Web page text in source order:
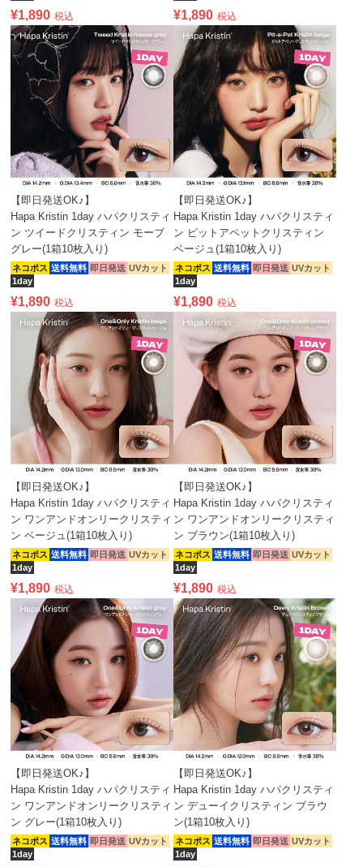
¥1,890 税込 ¥1,890 税込
【即日発送OK♪】
Hapa Kristin 1day ハパクリスティ
ン ツイードクリスティン モーブ
グレー(1箱10枚入り)
ネコポス 送料無料 即日発送 UVカット
1day
¥1,890 税込
【即日発送OK♪】
Hapa Kristin 1day ハパクリスティ
ン ピットアペットクリスティン
ベージュ(1箱10枚入り)
ネコポス 送料無料 即日発送 UVカット
1day
¥1,890 税込
【即日発送OK♪】
Hapa Kristin 1day ハパクリスティ
ン ワンアンドオンリークリスティ
ン ベージュ(1箱10枚入り)
ネコポス 送料無料 即日発送 UVカット
1day
¥1,890 税込
【即日発送OK♪】
Hapa Kristin 1day ハパクリスティ
ン ワンアンドオンリークリスティ
ン ブラウン(1箱10枚入り)
ネコポス 送料無料 即日発送 UVカット
1day
¥1,890 税込
【即日発送OK♪】
Hapa Kristin 1day ハパクリスティ
ン ワンアンドオンリークリスティ
ン グレー(1箱10枚入り)
ネコポス 送料無料 即日発送 UVカット
1day
【即日発送OK♪】
Hapa Kristin 1day ハパクリスティ
ン デューイクリスティン ブラウ
ン(1箱10枚入り)
ネコポス 送料無料 即日発送 UVカット
1day